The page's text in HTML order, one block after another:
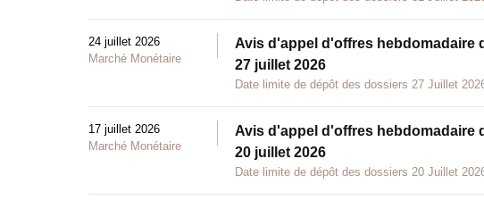
24 juillet 2026
Marché Monétaire
Avis d'appel d'offres hebdomadaire
27 juillet 2026
Date limite de dépôt des dossiers 27 Juillet
17 juillet 2026
Marché Monétaire
Avis d'appel d'offres hebdomadaire
20 juillet 2026
Date limite de dépôt des dossiers 20 Juillet